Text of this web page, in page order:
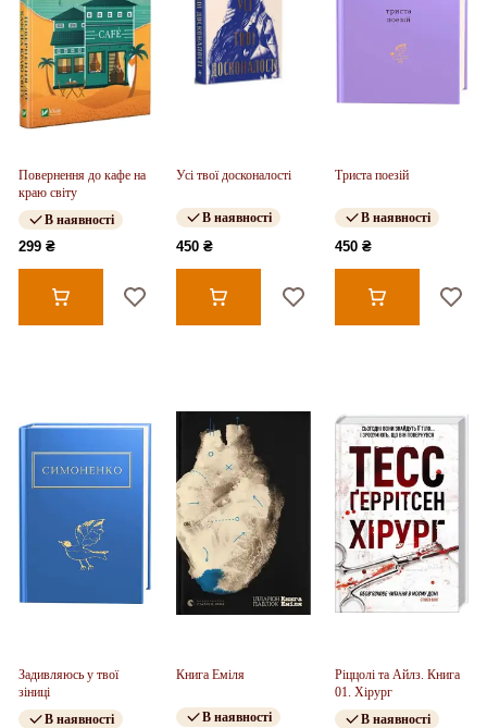
Повернення до кафе на
краю світу
В наявності
299 ₴
Усі твої досконалості
В наявності
450 ₴
Триста поезій
В наявності
450 ₴
Задивляюсь у твої
зіниці
В наявності
Книга Еміля
В наявності
Ріццолі та Айлз. Книга
01. Хірург
В наявності